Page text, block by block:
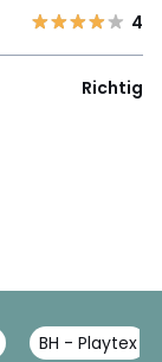
4
Richtig
BH - Playtex